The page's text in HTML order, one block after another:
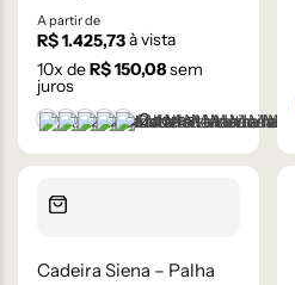
A partir de
R$1.425,73à vista
10x deR$150,08sem
juros
Castanho
Castanho Médio
Laca Branco
Laca Cinza
Laca Preta
+2 cores
Cadeira Siena – Palha